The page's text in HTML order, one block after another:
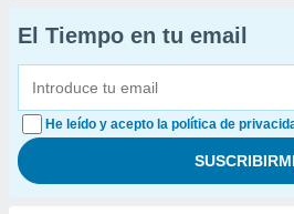
El Tiempo en tu email
He leído y acepto la política de